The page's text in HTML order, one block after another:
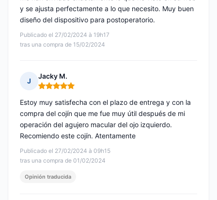
Publicado el 27/02/2024 à 19h17
tras una compra de 15/02/2024
y se ajusta perfectamente a lo que necesito. Muy buen
diseño del dispositivo para postoperatorio.
J
Jacky M.
Nota: 5 de 5
Publicado el 27/02/2024 à 09h15
tras una compra de 01/02/2024
Estoy muy satisfecha con el plazo de entrega y con la
compra del cojín que me fue muy útil después de mi
operación del agujero macular del ojo izquierdo.
Recomiendo este cojín. Atentamente
Opinión traducida